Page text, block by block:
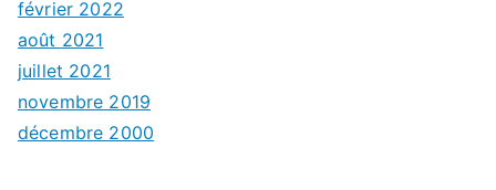
février 2022
août 2021
juillet 2021
novembre 2019
décembre 2000